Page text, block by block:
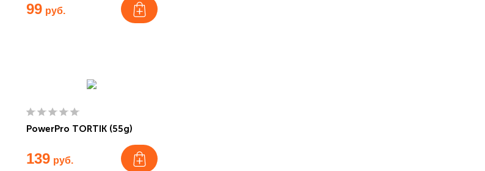
99 руб.
PowerPro TORTIK (55g)
139 руб.